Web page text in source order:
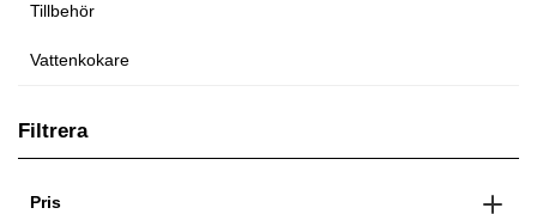
Tillbehör
Vattenkokare
Filtrera
Pris